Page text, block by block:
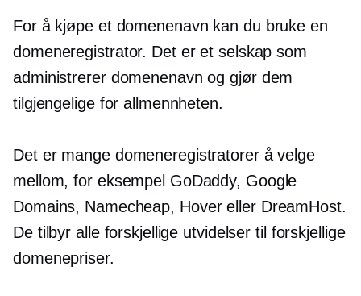
For å kjøpe et domenenavn kan du bruke en
domeneregistrator. Det er et selskap som
administrerer domenenavn og gjør dem
tilgjengelige for allmennheten.
Det er mange domeneregistratorer å velge
mellom, for eksempel GoDaddy, Google
Domains, Namecheap, Hover eller DreamHost.
De tilbyr alle forskjellige utvidelser til forskjellige
domenepriser.